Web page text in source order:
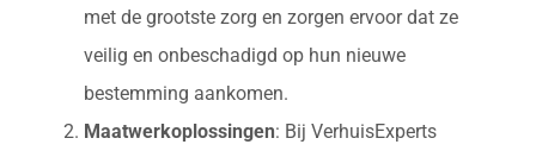
met de grootste zorg en zorgen ervoor dat ze
veilig en onbeschadigd op hun nieuwe
bestemming aankomen.
Maatwerkoplossingen: Bij VerhuisExperts